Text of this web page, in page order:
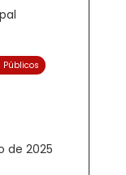
de 2025